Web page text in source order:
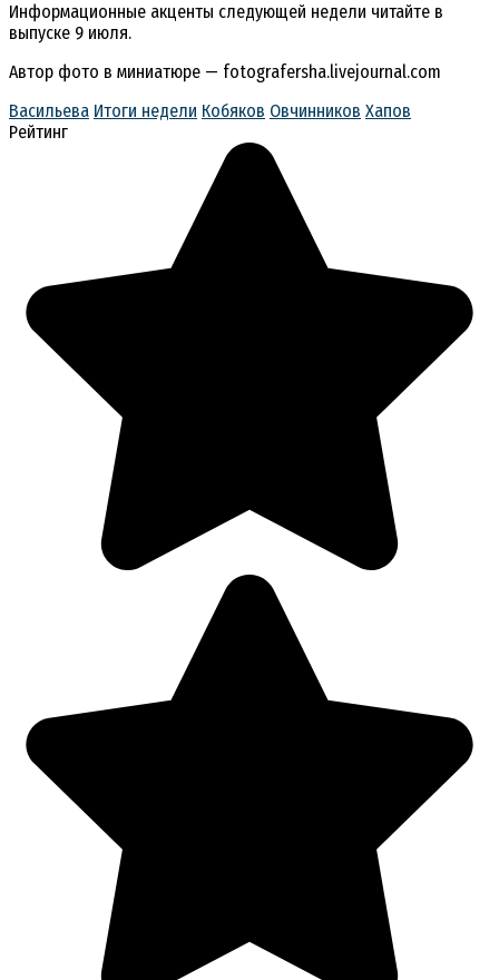
Информационные акценты следующей недели читайте в
выпуске 9 июля.
Автор фото в миниатюре — fotografersha.livejournal.com
Васильева Итоги недели Кобяков Овчинников Хапов
Рейтинг